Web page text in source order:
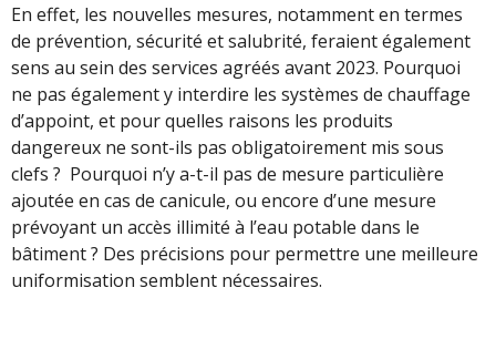
En effet, les nouvelles mesures, notamment en termes
de prévention, sécurité et salubrité, feraient également
sens au sein des services agréés avant 2023. Pourquoi
ne pas également y interdire les systèmes de chauffage
d’appoint, et pour quelles raisons les produits
dangereux ne sont-ils pas obligatoirement mis sous
clefs ? Pourquoi n’y a-t-il pas de mesure particulière
ajoutée en cas de canicule, ou encore d’une mesure
prévoyant un accès illimité à l’eau potable dans le
bâtiment ? Des précisions pour permettre une meilleure
uniformisation semblent nécessaires.